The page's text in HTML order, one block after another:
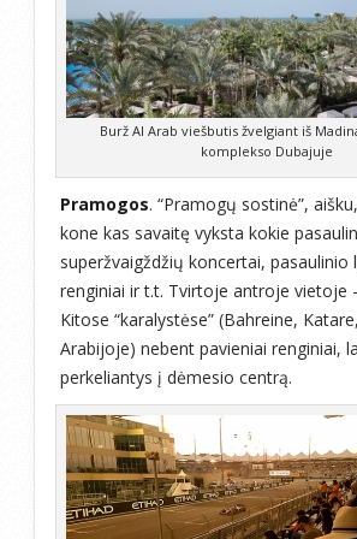
Burž Al Arab viešbutis žvelgiant iš
komplekso Dubajuje
Pramogos. “Pramogų sostinė”,
kone kas savaitę vyksta kokie
superžvaigždžių koncertai, pasaulinio
renginiai ir t.t. Tvirtoje antroje vietoje
Kitose “karalystėse” (Bahreine,
Arabijoje) nebent pavieniai renginiai,
perkeliantys į dėmesio centrą.